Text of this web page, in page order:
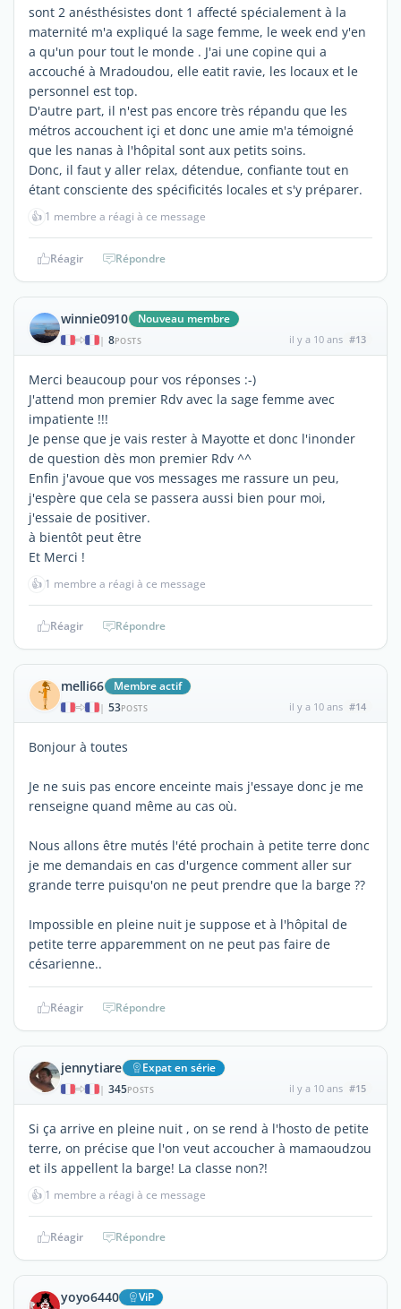
sont 2 anésthésistes dont 1 affecté spécialement à la
maternité m'a expliqué la sage femme, le week end y'en
a qu'un pour tout le monde . J'ai une copine qui a
accouché à Mradoudou, elle eatit ravie, les locaux et le
personnel est top.
D'autre part, il n'est pas encore très répandu que les
métros accouchent içi et donc une amie m'a témoigné
que les nanas à l'hôpital sont aux petits soins.
Donc, il faut y aller relax, détendue, confiante tout en
étant consciente des spécificités locales et s'y préparer.
👍 1 membre a réagi à ce message
Réagir Répondre
winnie0910 Nouveau membre
| 8POSTS il y a 10 ans #13
Merci beaucoup pour vos réponses :-)
J'attend mon premier Rdv avec la sage femme avec
impatiente !!!
Je pense que je vais rester à Mayotte et donc l'inonder
de question dès mon premier Rdv ^^
Enfin j'avoue que vos messages me rassure un peu,
j'espère que cela se passera aussi bien pour moi,
j'essaie de positiver.
à bientôt peut être
Et Merci !
👍 1 membre a réagi à ce message
Réagir Répondre
melli66 Membre actif
| 53POSTS il y a 10 ans #14
Bonjour à toutes
Je ne suis pas encore enceinte mais j'essaye donc je me
renseigne quand même au cas où.
Nous allons être mutés l'été prochain à petite terre donc
je me demandais en cas d'urgence comment aller sur
grande terre puisqu'on ne peut prendre que la barge ??
Impossible en pleine nuit je suppose et à l'hôpital de
petite terre apparemment on ne peut pas faire de
césarienne..
Réagir Répondre
jennytiare Expat en série
| 345POSTS il y a 10 ans #15
Si ça arrive en pleine nuit , on se rend à l'hosto de petite
terre, on précise que l'on veut accoucher à mamaoudzou
et ils appellent la barge! La classe non?!
👍 1 membre a réagi à ce message
Réagir Répondre
yoyo6440 ViP